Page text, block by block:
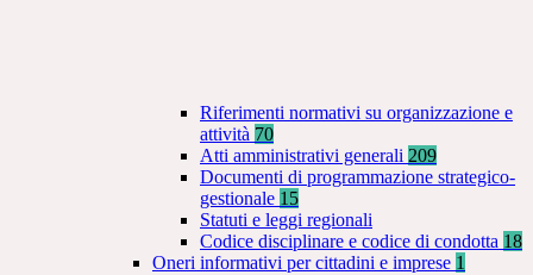
Riferimenti normativi su organizzazione e
attività 70
Atti amministrativi generali 209
Documenti di programmazione strategico-
gestionale 15
Statuti e leggi regionali
Codice disciplinare e codice di condotta 18
Oneri informativi per cittadini e imprese 1